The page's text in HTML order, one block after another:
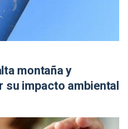
montaña y
impacto ambiental